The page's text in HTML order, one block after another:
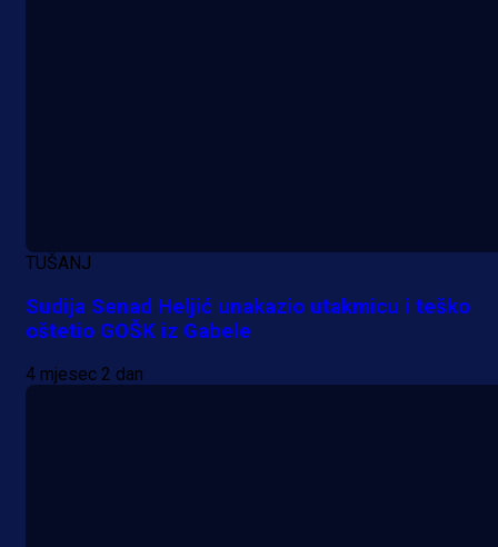
Sjajna završnica bivšeg Zmaja:
Pogledajte gol Kenana Kodre
Real Madrida!
TUŠANJ
Sudija Senad Heljić unakazio utakmicu i teško
oštetio GOŠK iz Gabele
4 mjesec 2 dan